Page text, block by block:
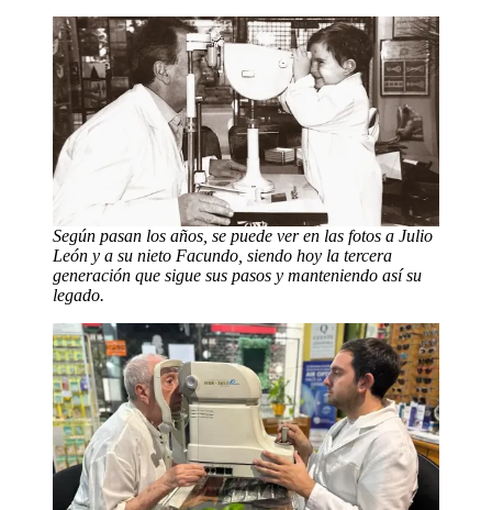
Según pasan los años, se puede ver en las fotos a Julio
León y a su nieto Facundo, siendo hoy la tercera
generación que sigue sus pasos y manteniendo así su
legado.